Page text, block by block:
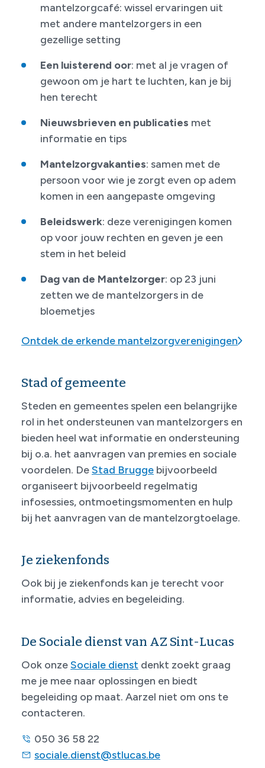
mantelzorgcafé: wissel ervaringen uit
met andere mantelzorgers in een
gezellige setting
Een luisterend oor: met al je vragen of
gewoon om je hart te luchten, kan je bij
hen terecht
Nieuwsbrieven en publicaties met
informatie en tips
Mantelzorgvakanties: samen met de
persoon voor wie je zorgt even op adem
komen in een aangepaste omgeving
Beleidswerk: deze verenigingen komen
op voor jouw rechten en geven je een
stem in het beleid
Dag van de Mantelzorger: op 23 juni
zetten we de mantelzorgers in de
bloemetjes
Ontdek de erkende mantelzorgverenigingen
Stad of gemeente
Steden en gemeentes spelen een belangrijke
rol in het ondersteunen van mantelzorgers en
bieden heel wat informatie en ondersteuning
bij o.a. het aanvragen van premies en sociale
voordelen. DeStad Brugge bijvoorbeeld
organiseert bijvoorbeeld regelmatig
infosessies, ontmoetingsmomenten en hulp
bij het aanvragen van de mantelzorgtoelage.
Je ziekenfonds
Ook bij je ziekenfonds kan je terecht voor
informatie, advies en begeleiding.
De Sociale dienst van AZ Sint-Lucas
Ook onzeSociale dienst denkt zoekt graag
me je mee naar oplossingen en biedt
begeleiding op maat. Aarzel niet om ons te
contacteren.
050 36 58 22
sociale.dienst@stlucas.be